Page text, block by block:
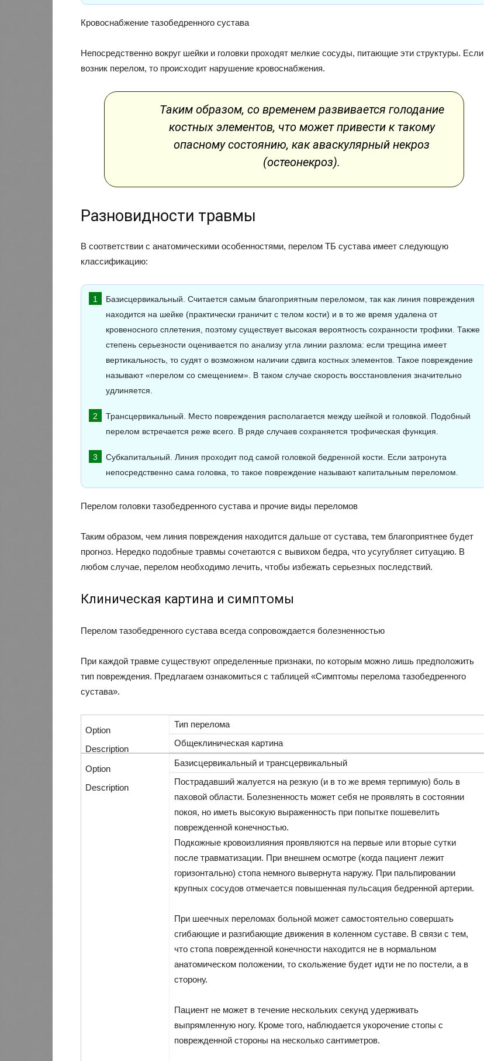
Кровоснабжение тазобедренного сустава
Непосредственно вокруг шейки и головки проходят мелкие сосуды, питающие эти структуры. Если
возник перелом, то происходит нарушение кровоснабжения.
Таким образом, со временем развивается голодание
костных элементов, что может привести к такому
опасному состоянию, как аваскулярный некроз
(остеонекроз).
Разновидности травмы
В соответствии с анатомическими особенностями, перелом ТБ сустава имеет следующую
классификацию:
Базисцервикальный. Считается самым благоприятным переломом, так как линия повреждения
находится на шейке (практически граничит с телом кости) и в то же время удалена от
кровеносного сплетения, поэтому существует высокая вероятность сохранности трофики. Также
степень серьезности оценивается по анализу угла линии разлома: если трещина имеет
вертикальность, то судят о возможном наличии сдвига костных элементов. Такое повреждение
называют «перелом со смещением». В таком случае скорость восстановления значительно
удлиняется.
Трансцервикальный. Место повреждения располагается между шейкой и головкой. Подобный
перелом встречается реже всего. В ряде случаев сохраняется трофическая функция.
Субкапитальный. Линия проходит под самой головкой бедренной кости. Если затронута
непосредственно сама головка, то такое повреждение называют капитальным переломом.
Перелом головки тазобедренного сустава и прочие виды переломов
Таким образом, чем линия повреждения находится дальше от сустава, тем благоприятнее будет
прогноз. Нередко подобные травмы сочетаются с вывихом бедра, что усугубляет ситуацию. В
любом случае, перелом необходимо лечить, чтобы избежать серьезных последствий.
Клиническая картина и симптомы
Перелом тазобедренного сустава всегда сопровождается болезненностью
При каждой травме существуют определенные признаки, по которым можно лишь предположить
тип повреждения. Предлагаем ознакомиться с таблицей «Симптомы перелома тазобедренного
сустава».
Тип перелома
Общеклиническая картина
Базисцервикальный и трансцервикальный
Пострадавший жалуется на резкую (и в то же время терпимую) боль в
паховой области. Болезненность может себя не проявлять в состоянии
покоя, но иметь высокую выраженность при попытке пошевелить
поврежденной конечностью.
Подкожные кровоизлияния проявляются на первые или вторые сутки
после травматизации. При внешнем осмотре (когда пациент лежит
горизонтально) стопа немного вывернута наружу. При пальпировании
крупных сосудов отмечается повышенная пульсация бедренной артерии.
При шеечных переломах больной может самостоятельно совершать
сгибающие и разгибающие движения в коленном суставе. В связи с тем,
что стопа поврежденной конечности находится не в нормальном
анатомическом положении, то скольжение будет идти не по постели, а в
сторону.
Пациент не может в течение нескольких секунд удерживать
выпрямленную ногу. Кроме того, наблюдается укорочение стопы с
поврежденной стороны на несколько сантиметров.